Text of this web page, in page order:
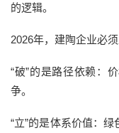
的逻辑。
2026年，建陶企业必
“破”的是路径依赖：
争。
“立”的是体系价值：